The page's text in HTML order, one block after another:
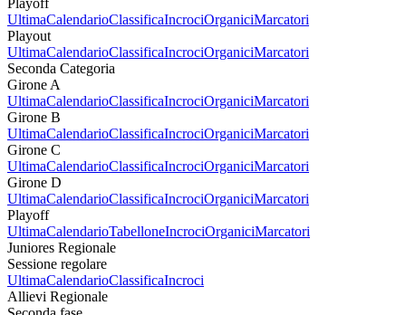
UltimaCalendarioClassificaIncrociOrganiciMarcatori
Playout
UltimaCalendarioClassificaIncrociOrganiciMarcatori
Seconda Categoria
Girone A
UltimaCalendarioClassificaIncrociOrganiciMarcatori
Girone B
UltimaCalendarioClassificaIncrociOrganiciMarcatori
Girone C
UltimaCalendarioClassificaIncrociOrganiciMarcatori
Girone D
UltimaCalendarioClassificaIncrociOrganiciMarcatori
Playoff
UltimaCalendarioTabelloneIncrociOrganiciMarcatori
Juniores Regionale
Sessione regolare
UltimaCalendarioClassificaIncroci
Allievi Regionale